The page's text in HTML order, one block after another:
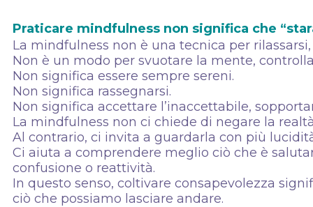
Praticare mindfulness non significa che
La mindfulness non è una tecnica per
Non è un modo per svuotare la mente,
Non significa essere sempre sereni.
Non significa rassegnarsi.
Non significa accettare l’inaccettabile,
La mindfulness non ci chiede di negare la
Al contrario, ci invita a guardarla con più
Ci aiuta a comprendere meglio ciò che è
confusione o reattività.
In questo senso, coltivare consapevolezza
ciò che possiamo lasciare andare.